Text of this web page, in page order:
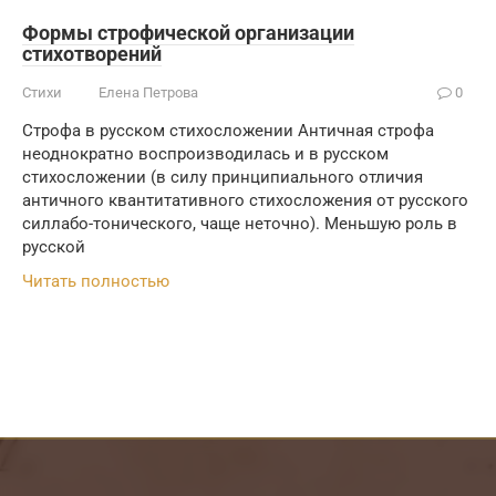
Формы строфической организации
стихотворений
Стихи Елена Петрова 0
Строфа в русском стихосложении Античная строфа
неоднократно воспроизводилась и в русском
стихосложении (в силу принципиального отличия
античного квантитативного стихосложения от русского
силлабо-тонического, чаще неточно). Меньшую роль в
русской
Читать полностью